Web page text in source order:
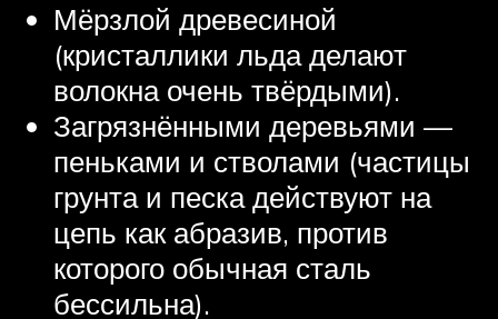
Мёрзлой древесиной
(кристаллики льда делают
волокна очень твёрдыми).
Загрязнёнными деревьями —
пеньками и стволами (частицы
грунта и песка действуют на
цепь как абразив, против
которого обычная сталь
бессильна).